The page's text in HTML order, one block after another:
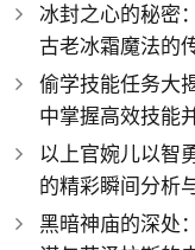
冰封之心的秘密
古老冰霜魔法的
偷学技能任务大
中掌握高效技能
以上官婉儿以智
的精彩瞬间分析
黑暗神庙的深处